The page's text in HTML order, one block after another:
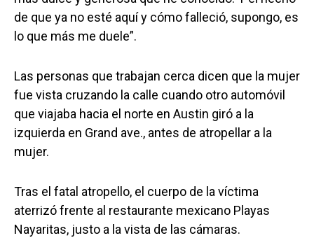
de que ya no esté aquí y cómo falleció, supongo, es
lo que más me duele”.
Las personas que trabajan cerca dicen que la mujer
fue vista cruzando la calle cuando otro automóvil
que viajaba hacia el norte en Austin giró a la
izquierda en Grand ave., antes de atropellar a la
mujer.
Tras el fatal atropello, el cuerpo de la víctima
aterrizó frente al restaurante mexicano Playas
Nayaritas, justo a la vista de las cámaras.